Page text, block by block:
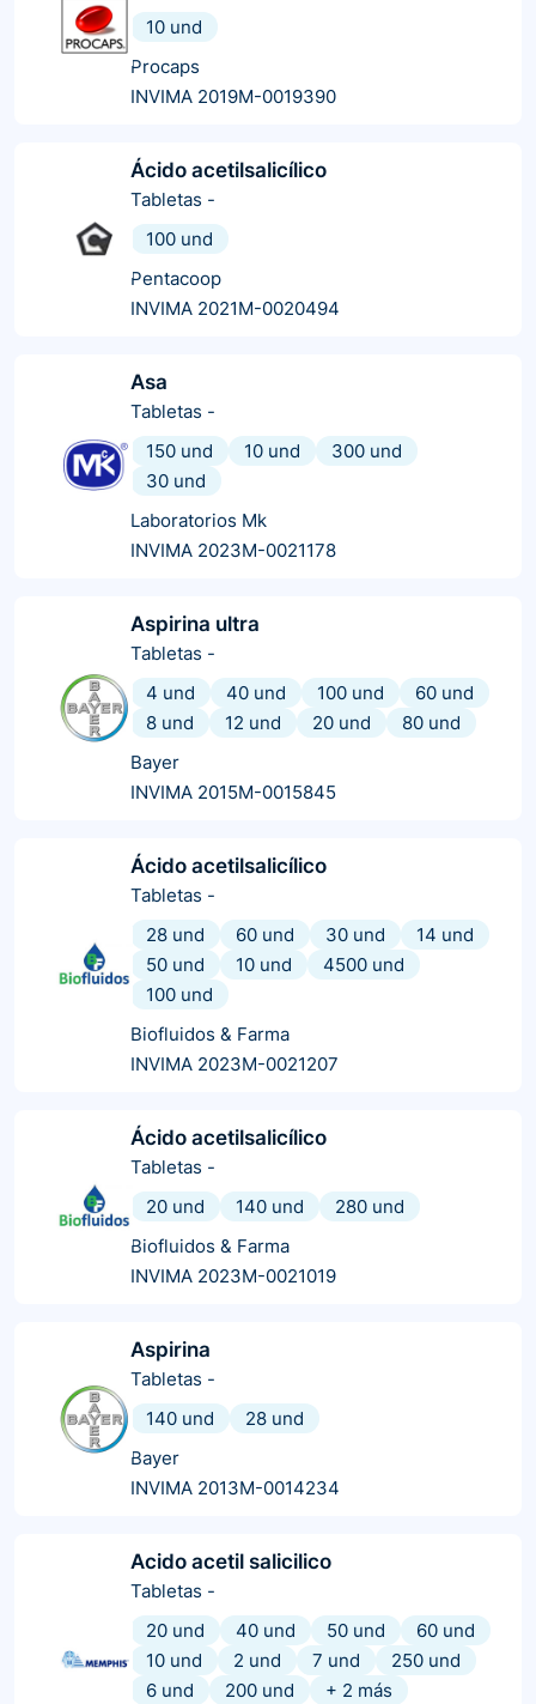
10 und
Procaps
INVIMA 2019M-0019390
Ácido acetilsalicílico
Tabletas -
100 und
Pentacoop
INVIMA 2021M-0020494
Asa
Tabletas -
150 und
10 und
300 und
30 und
Laboratorios Mk
INVIMA 2023M-0021178
Aspirina ultra
Tabletas -
4 und
40 und 100 und
60 und
8 und
12 und 20 und
80 und
Bayer
INVIMA 2015M-0015845
Ácido acetilsalicílico
Tabletas -
28 und
60 und 30 und
14 und
50 und
10 und
4500 und
100 und
Biofluidos & Farma
INVIMA 2023M-0021207
Ácido acetilsalicílico
Tabletas -
20 und
140 und
280 und
Biofluidos & Farma
INVIMA 2023M-0021019
Aspirina
Tabletas -
140 und
28 und
Bayer
INVIMA 2013M-0014234
Acido acetil salicilico
Tabletas -
20 und
40 und 50 und
60 und
10 und
2 und 7 und
250 und
6 und
200 und + 2 más